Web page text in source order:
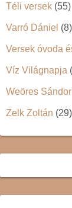
Téli versek (55)
Varró Dániel (8)
Versek óvoda
Víz Világnapja
Weöres Sándor
Zelk Zoltán (29)